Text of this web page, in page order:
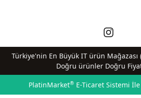
Türkiye'nin En Büyük IT ürün Mağazası
Doğru ürünler Doğru
PlatinMarket®E-Ticaret Sistemi İle